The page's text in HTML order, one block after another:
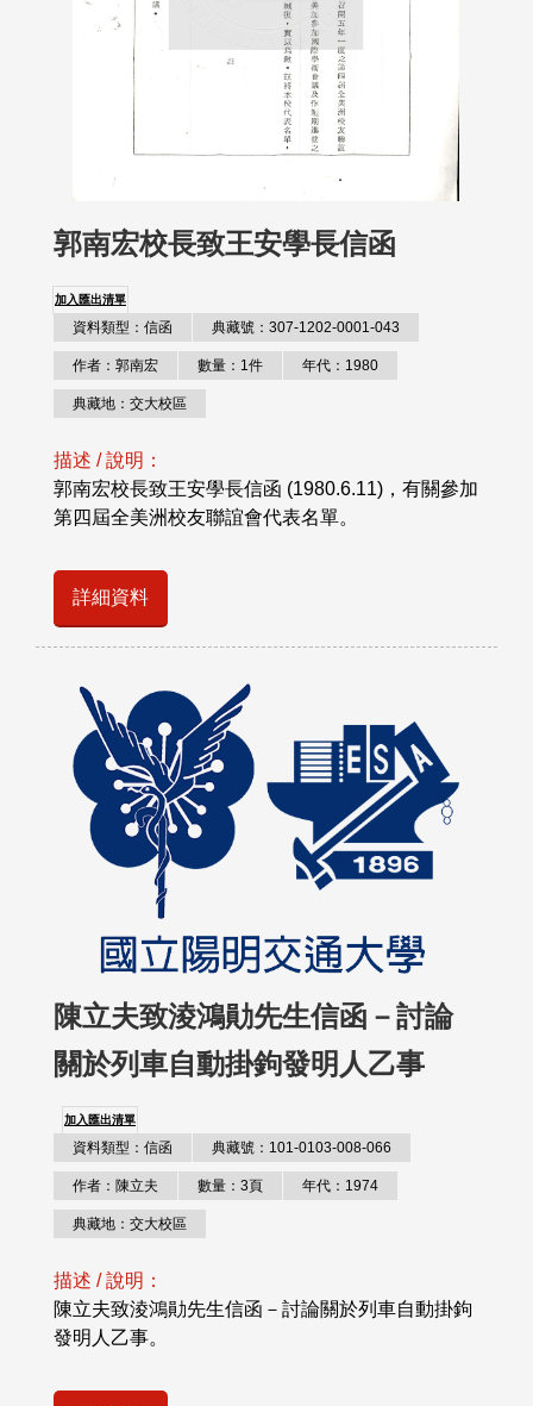
郭南宏校長致王安學長信函
加入匯出清單
資料類型：信函 典藏號：307-1202-0001-043
作者：郭南宏 數量：1件 年代：1980
典藏地：交大校區
描述 / 說明：
郭南宏校長致王安學長信函 (1980.6.11)，有關參加
第四屆全美洲校友聯誼會代表名單。
詳細資料
陳立夫致淩鴻勛先生信函－討論
關於列車自動掛鉤發明人乙事
加入匯出清單
資料類型：信函 典藏號：101-0103-008-066
作者：陳立夫 數量：3頁 年代：1974
典藏地：交大校區
描述 / 說明：
陳立夫致淩鴻勛先生信函－討論關於列車自動掛鉤
發明人乙事。